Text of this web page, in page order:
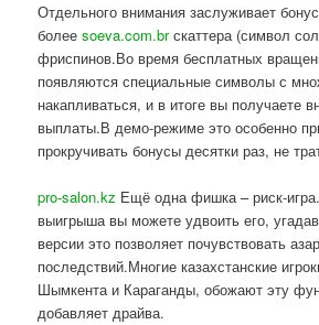
Отдельного внимания заслуживает
болееsoeva.com.brскаттера (символ
фриспинов.Во время бесплатных
появляются специальные символы с
накапливаться, и в итоге вы получаете
выплаты.В демо-режиме это особенно
прокручивать бонусы десятки раз, не
pro-salon.kz Ещё одна фишка – риск-
выигрыша вы можете удвоить его,
версии это позволяет почувствовать
последствий.Многие казахстанские
Шымкента и Караганды, обожают эту
добавляет драйва.